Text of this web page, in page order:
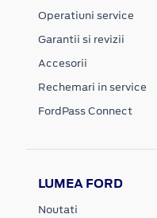
Operatiuni service
Garantii si revizii
Accesorii
Rechemari in service
FordPass Connect
LUMEA FORD
Noutati